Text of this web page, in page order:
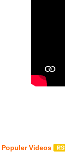
Populer Videos